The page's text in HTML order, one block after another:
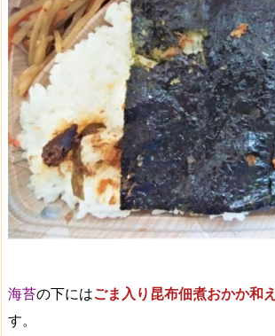
海苔の下にはごま入り昆布佃煮おかか和え
す。